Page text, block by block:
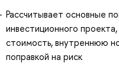
Рассчитывает основные
инвестиционного
стоимость, внутреннюю
поправкой на риск